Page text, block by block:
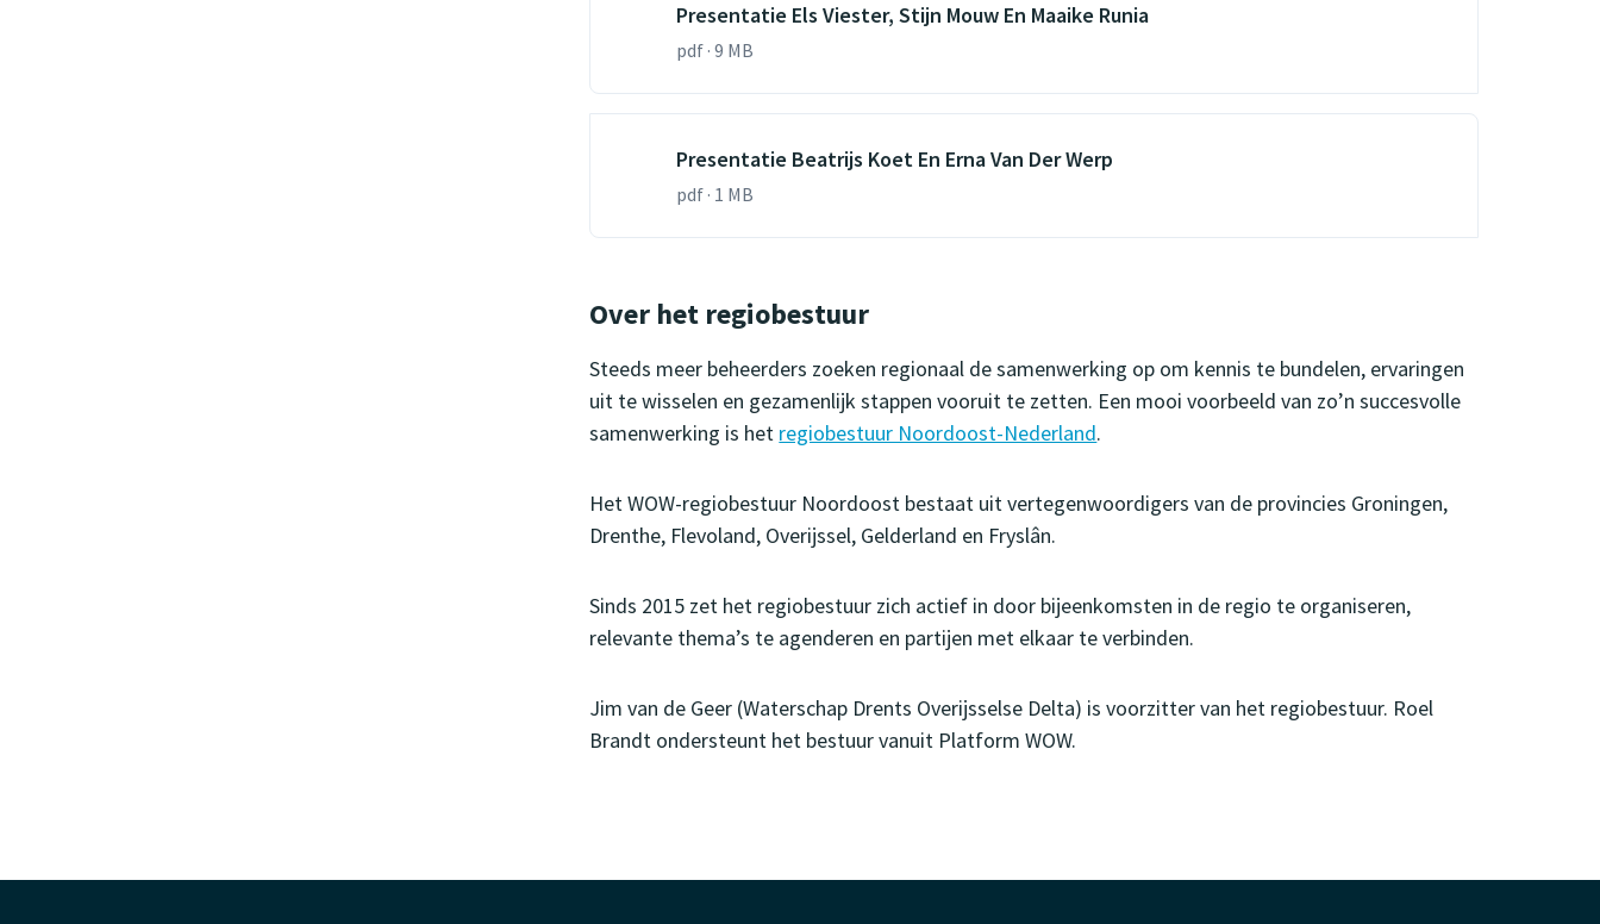
Presentatie Els Viester, Stijn Mouw En Maaike Runia
pdf · 9 MB
Presentatie Beatrijs Koet En Erna Van Der Werp
pdf · 1 MB
Over het regiobestuur
Steeds meer beheerders zoeken regionaal de samenwerking op om kennis te bundelen, ervaringen
uit te wisselen en gezamenlijk stappen vooruit te zetten. Een mooi voorbeeld van zo’n succesvolle
samenwerking is het regiobestuur Noordoost-Nederland.
Het WOW-regiobestuur Noordoost bestaat uit vertegenwoordigers van de provincies Groningen,
Drenthe, Flevoland, Overijssel, Gelderland en Fryslân.
Sinds 2015 zet het regiobestuur zich actief in door bijeenkomsten in de regio te organiseren,
relevante thema’s te agenderen en partijen met elkaar te verbinden.
Jim van de Geer (Waterschap Drents Overijsselse Delta) is voorzitter van het regiobestuur. Roel
Brandt ondersteunt het bestuur vanuit Platform WOW.